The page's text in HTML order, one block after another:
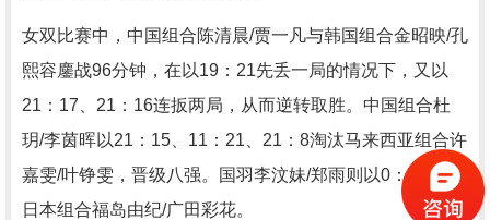
女双比赛中，中国组合陈清晨/贾一凡与韩国组合金昭映/孔
熙容鏖战96分钟，在以19：21先丢一局的情况下，又以
21：17、21：16连扳两局，从而逆转取胜。中国组合杜
玥/李茵晖以21：15、11：21、21：8淘汰马来西亚组合许
嘉雯/叶铮雯，晋级八强。国羽李汶妹/郑雨则以0：2不敌
日本组合福岛由纪/广田彩花。